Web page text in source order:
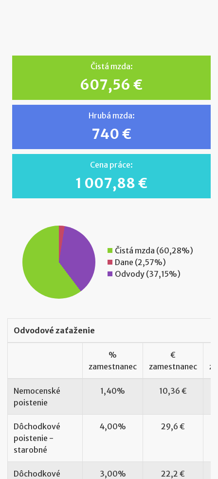
Čistá mzda:
607,56 €
Hrubá mzda:
740 €
Cena práce:
1 007,88 €
Čistá mzda (60,28%)
Dane (2,57%)
Odvody (37,15%)
Odvodové zaťaženie
%
zamestnanec
€
zamestnanec
Nemocenské
poistenie
1,40% 10,36 €
Dôchodkové
poistenie -
starobné
4,00% 29,6 €
Dôchodkové
3,00% 22,2 €